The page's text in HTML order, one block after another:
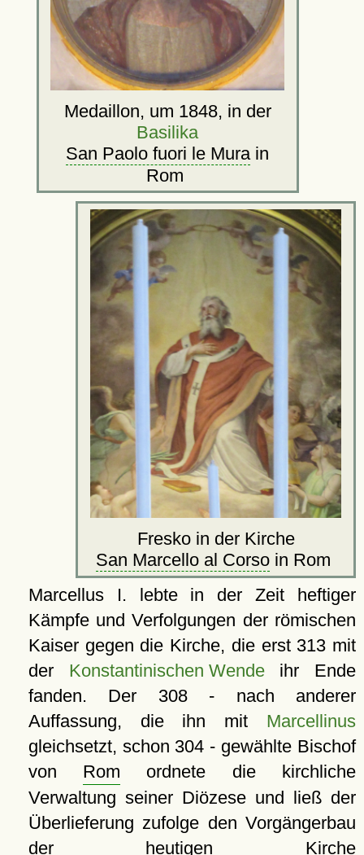
Medaillon, um 1848, in der
Basilika
San Paolo fuori le Mura in
Rom
Fresko in der Kirche
San Marcello al Corso in Rom
Marcellus I. lebte in der Zeit heftiger
Kämpfe und Verfolgungen der römischen
Kaiser gegen die Kirche, die erst 313 mit
der Konstantinischen Wendeihr Ende
fanden. Der 308 - nach anderer
Auffassung, die ihn mit Marcellinus
gleichsetzt, schon 304 - gewählte Bischof
von Rom ordnete die kirchliche
Verwaltung seiner Diözese und ließ der
Überlieferung zufolge den Vorgängerbau
der heutigen Kirche